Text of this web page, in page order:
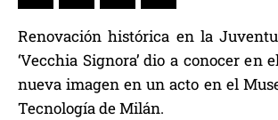
Renovación histórica en la
‘Vecchia Signora’ dio a conocer en
nueva imagen en un acto en el
Tecnología de Milán.